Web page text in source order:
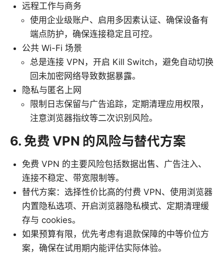
远程工作与商务
使用企业级账户、启用多因素认证、确保设备有
端点防护，确保连接稳定且可控。
公共 Wi-Fi 场景
总是连接 VPN，开启 Kill Switch，避免自动切换
回未加密网络导致数据暴露。
隐私与匿名上网
限制日志保留与广告追踪，定期清理应用权限，
注意浏览器指纹等二次识别风险。
6. 免费 VPN 的风险与替代方案
免费 VPN 的主要风险包括数据出售、广告注入、
连接不稳定、带宽限制等。
替代方案：选择性价比高的付费 VPN、使用浏览器
内置隐私选项、开启浏览器隐私模式、定期清理缓
存与 cookies。
如果预算有限，优先考虑有退款保障的中等价位方
案，确保在试用期内能评估实际体验。